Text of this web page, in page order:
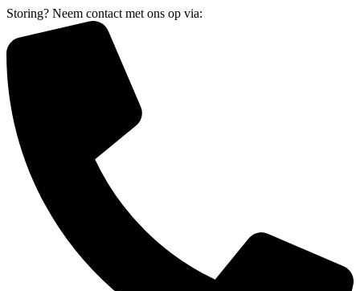
Storing? Neem contact met ons op via: